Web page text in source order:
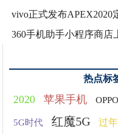
vivo正式发布APEX2020
360手机助手小程序商店
热点标
2020 苹果手机 OPPO
5G时代 红魔5G 过